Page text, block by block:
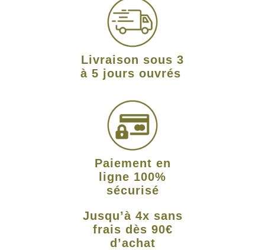
Livraison sous 3
à 5 jours ouvrés
Paiement en
ligne 100%
sécurisé
Jusqu’à 4x sans
frais dès 90€
d’achat